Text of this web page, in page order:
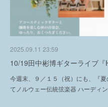
2025.09.11 23:59
10/19田中彬博ギターライブ『
今週末、９／１５（祝）にも、『
てノルウェー伝統弦楽器 ハーディ